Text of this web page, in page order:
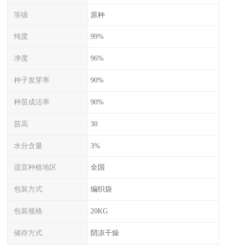
等级 原种
纯度 99%
净度 96%
种子发芽率 90%
种苗成活率 90%
苗高 30
水分含量 3%
适宜种植地区 全国
包装方式 编织袋
包装规格 20KG
储存方式 阴凉干燥